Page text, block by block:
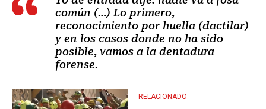
común (…) Lo primero,
reconocimiento por huella (dactilar)
y en los casos donde no ha sido
posible, vamos a la dentadura
forense.
RELACIONADO